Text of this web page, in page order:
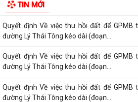
TIN MỚI
đường Lý Thái Tông kéo dài (đoạn...
Quyết định Về việc thu hồi đất để GPMB
đường Lý Thái Tông kéo dài (đoạn...
Quyết định Về việc thu hồi đất để GPMB
đường Lý Thái Tông kéo dài (đoạn...
Quyết định Về việc thu hồi đất để GPMB
đường Lý Thái Tông kéo dài (đoạn...